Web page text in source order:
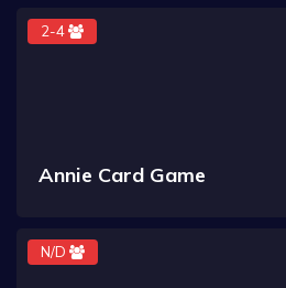
2-4
Annie Card Game
N/D